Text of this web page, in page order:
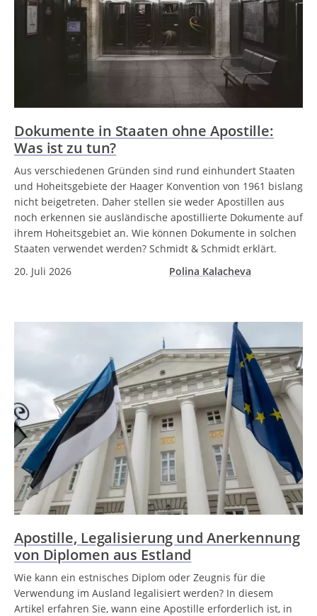
Dokumente in Staaten ohne Apostille:
Was ist zu tun?
Aus verschiedenen Gründen sind rund einhundert Staaten
und Hoheitsgebiete der Haager Konvention von 1961 bislang
nicht beigetreten. Daher stellen sie weder Apostillen aus
noch erkennen sie ausländische apostillierte Dokumente auf
ihrem Hoheitsgebiet an. Wie können Dokumente in solchen
Staaten verwendet werden? Schmidt & Schmidt erklärt.
20. Juli 2026
Polina Kalacheva
Apostille, Legalisierung und Anerkennung
von Diplomen aus Estland
Wie kann ein estnisches Diplom oder Zeugnis für die
Verwendung im Ausland legalisiert werden? In diesem
Artikel erfahren Sie, wann eine Apostille erforderlich ist, in